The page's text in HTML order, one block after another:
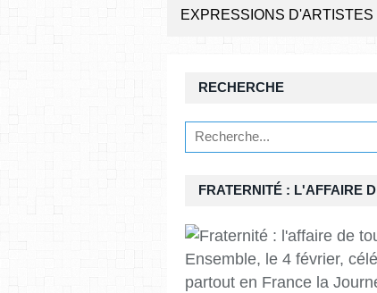
EXPRESSIONS D'ARTISTES
RECHERCHE
FRATERNITÉ : L'AFFAIRE
Ensemble, le 4 février,
partout en France la